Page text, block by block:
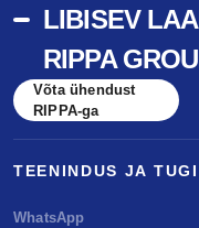
LIBISEV
RIPPA
Võta ühendust
RIPPA-ga
TEENINDUS JA TUGI
WhatsApp